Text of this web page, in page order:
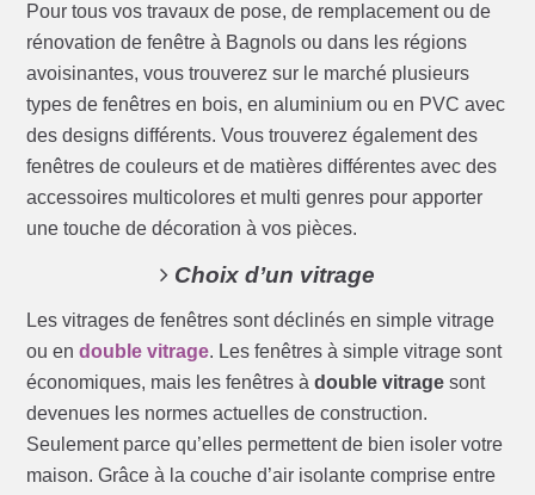
Pour tous vos travaux de pose, de remplacement ou de
rénovation de fenêtre à Bagnols ou dans les régions
avoisinantes, vous trouverez sur le marché plusieurs
types de fenêtres en bois, en aluminium ou en PVC avec
des designs différents. Vous trouverez également des
fenêtres de couleurs et de matières différentes avec des
accessoires multicolores et multi genres pour apporter
une touche de décoration à vos pièces.
Choix d’un vitrage
Les vitrages de fenêtres sont déclinés en simple vitrage
ou endouble vitrage. Les fenêtres à simple vitrage sont
économiques, mais les fenêtres àdouble vitrage sont
devenues les normes actuelles de construction.
Seulement parce qu’elles permettent de bien isoler votre
maison. Grâce à la couche d’air isolante comprise entre